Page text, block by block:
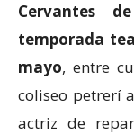
Cervantes
temporada
mayo, entre
coliseo petrerí
actriz de